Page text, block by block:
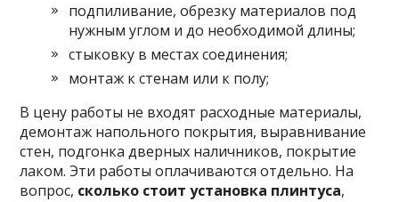
подпиливание, обрезку материалов под
нужным углом и до необходимой длины;
стыковку в местах соединения;
монтаж к стенам или к полу;
В цену работы не входят расходные материалы,
демонтаж напольного покрытия, выравнивание
стен, подгонка дверных наличников, покрытие
лаком. Эти работы оплачиваются отдельно. На
вопрос, сколько стоит установка плинтуса,